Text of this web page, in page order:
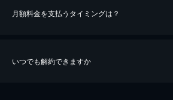
※40％ポイント還元の対象は、クレジットカード決済によ
iOSアプリのUコイン決済による作品の購入 / レンタルは
月額料金を支払うタイミングは？
いつでも解約できますか